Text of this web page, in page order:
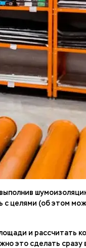
с целями (об этом
и рассчитать
это сделать сразу